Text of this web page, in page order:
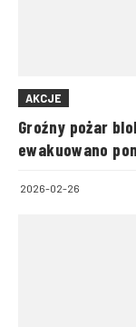
AKCJE
Groźny pożar
ewakuowano
2026-02-26